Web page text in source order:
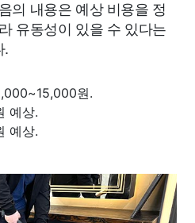
의 내용은 예상 비용을 정
유동성이 있을 수 있다는
.
원.
예상.
예상.